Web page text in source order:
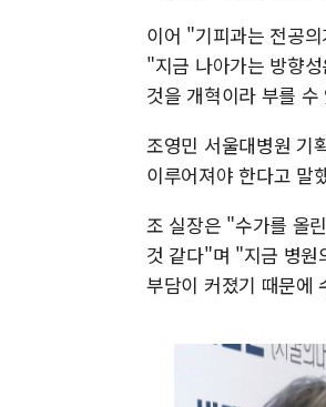
이어 "기피과는 전공
"지금 나아가는 방향
것을 개혁이라 부를
조영민 서울대병원 기
이루어져야 한다고 말
조 실장은 "수가를 올
것 같다"며 "지금 병원
부담이 커졌기 때문에